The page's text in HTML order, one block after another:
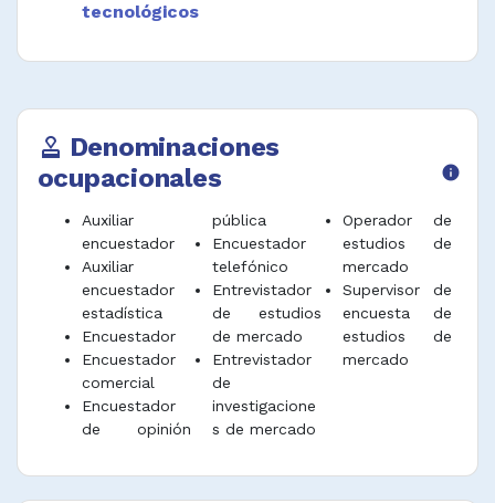
tecnológicos
approval Denominaciones
ocupacionales
info
Auxiliar
encuestador
Auxiliar
encuestador
estadística
Encuestador
Encuestador
comercial
Encuestador
de opinión
pública
Encuestador
telefónico
Entrevistador
de estudios
de mercado
Entrevistador
de
investigacione
s de mercado
Operador de
estudios de
mercado
Supervisor de
encuesta de
estudios de
mercado